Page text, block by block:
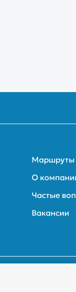
Маршруты
О
Частые
Вакансии